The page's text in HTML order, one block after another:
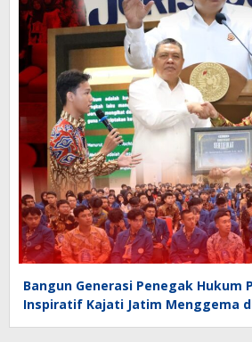
Bangun Generasi Penegak Hukum
Inspiratif Kajati Jatim Menggema di